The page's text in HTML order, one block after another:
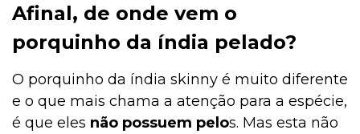
Jardinagem
Institucional
Afinal, de onde vem o
porquinho da índia pelado?
O porquinho da índia skinny é muito diferente
e o que mais chama a atenção para a espécie,
é que eles não possuem pelos. Mas esta não